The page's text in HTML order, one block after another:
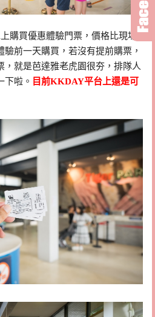
購買優惠體驗門票，價格比現場
前一天購買，若沒有提前購票，
，就是芭達雅老虎園很夯，排隊人
下啦。 目前KKDAY平台上還是可